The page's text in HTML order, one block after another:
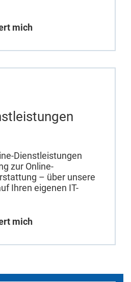
mich
Dienstleistungen
zur Online-
– über unsere
Ihren eigenen IT-
mich